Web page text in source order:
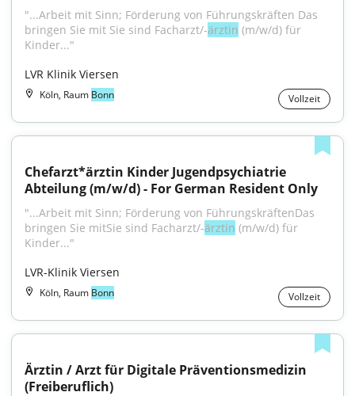
"...Arbeit mit Sinn; Förderung von Führungskräften Das
bringen Sie mit Sie sind Facharzt/-ärztin (m/w/d) für
Kinder..."
LVR Klinik Viersen
Köln, Raum Bonn Vollzeit
Chefarzt*ärztin Kinder Jugendpsychiatrie
Abteilung (m/w/d) - For German Resident Only
"...Arbeit mit Sinn; Förderung von FührungskräftenDas
bringen Sie mitSie sind Facharzt/-ärztin (m/w/d) für
Kinder..."
LVR-Klinik Viersen
Köln, Raum Bonn Vollzeit
Ärztin / Arzt für Digitale Präventionsmedizin
(Freiberuflich)